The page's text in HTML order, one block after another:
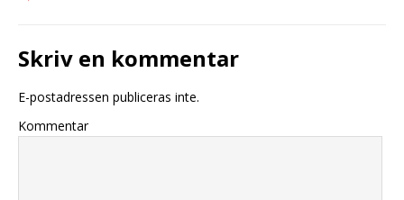
Skriv en kommentar
E-postadressen publiceras inte.
Kommentar